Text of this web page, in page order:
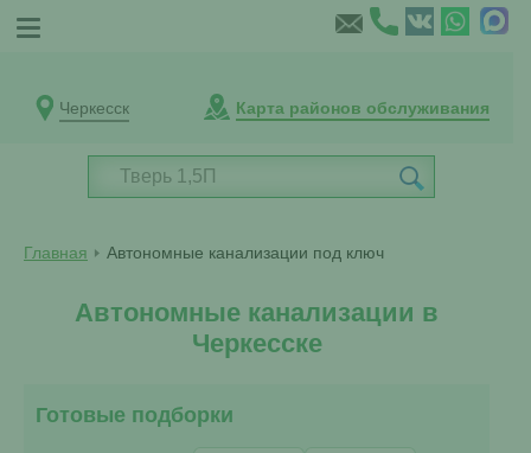
Черкесск Карта районов обслуживания
Главная Автономные канализации под ключ
Автономные канализации в
Черкесске
Готовые подборки